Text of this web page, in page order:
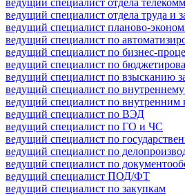
ведущий специалист отдела труда и
ведущий специалист планово-
ведущий специалист по
ведущий специалист по бизнес-
ведущий специалист по
ведущий специалист по взысканию
ведущий специалист по внутреннему
ведущий специалист по
ведущий специалист по ВЭД
ведущий специалист по ГО и ЧС
ведущий специалист по
ведущий специалист по
ведущий специалист по
ведущий специалист ПОД/ФТ
ведущий специалист по закупкам